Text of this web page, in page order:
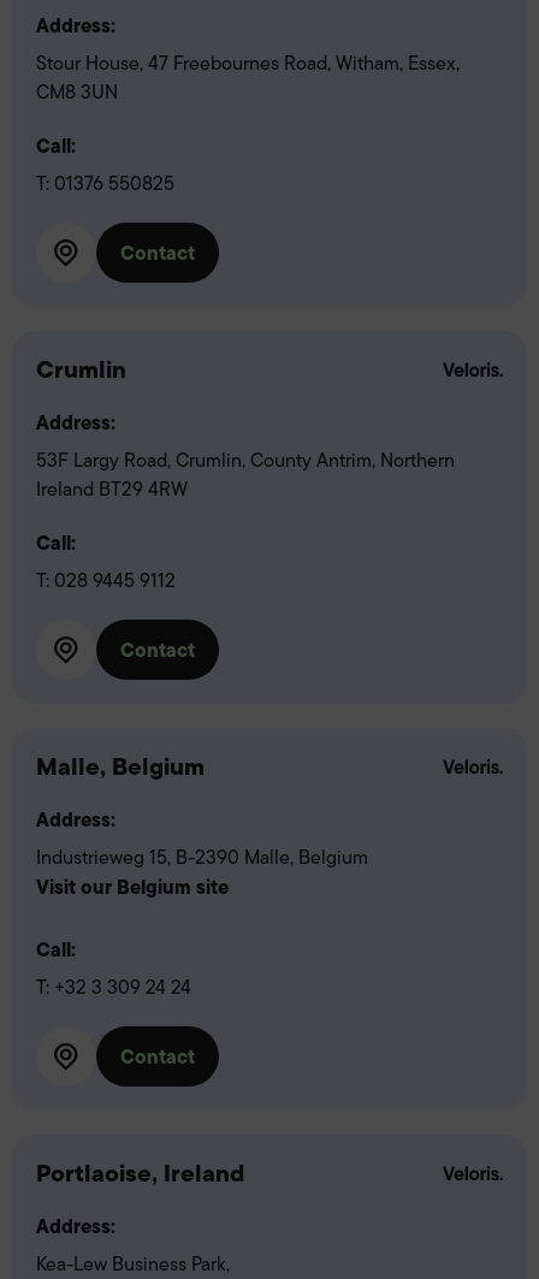
Address:
Stour House, 47 Freebournes Road, Witham, Essex,
CM8 3UN
Call:
T: 01376 550825
Contact
Crumlin
Address:
53F Largy Road, Crumlin, County Antrim, Northern
Ireland BT29 4RW
Call:
T: 028 9445 9112
Contact
Malle, Belgium
Address:
Industrieweg 15, B-2390 Malle, Belgium
Visit our Belgium site
Call:
T: +32 3 309 24 24
Contact
Portlaoise, Ireland
Address:
Kea-Lew Business Park,